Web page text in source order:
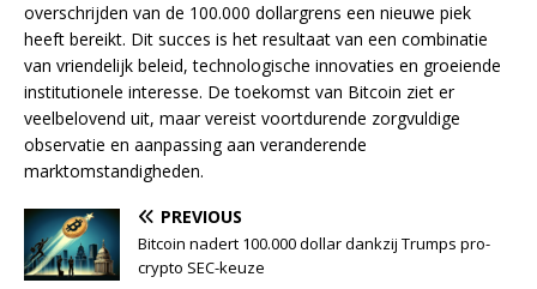
overschrijden van de 100.000 dollargrens een nieuwe piek
heeft bereikt. Dit succes is het resultaat van een combinatie
van vriendelijk beleid, technologische innovaties en groeiende
institutionele interesse. De toekomst van Bitcoin ziet er
veelbelovend uit, maar vereist voortdurende zorgvuldige
observatie en aanpassing aan veranderende
marktomstandigheden.
PREVIOUS
Bitcoin nadert 100.000 dollar dankzij Trumps pro-
crypto SEC-keuze